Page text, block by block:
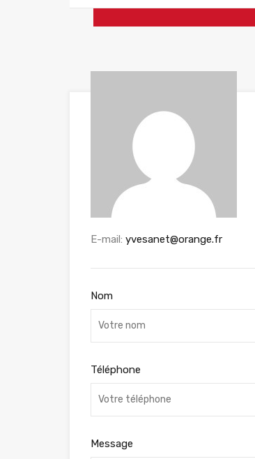
E-mail: yvesanet@orange.fr
Nom
Téléphone
Message